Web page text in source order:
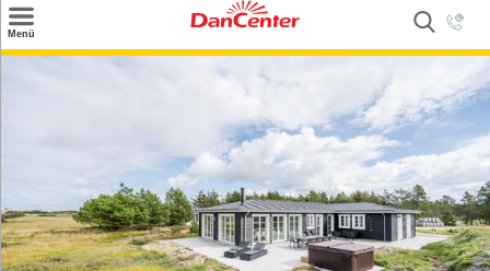
Menü
Angebote
Inspiration